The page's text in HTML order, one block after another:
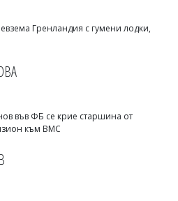
Гренландия с гумени лодки,
във ФБ се крие старшина от
към ВМС